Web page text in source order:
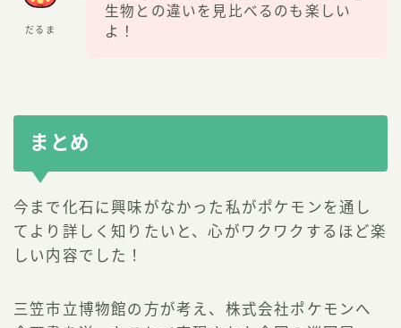
だるま
生物との違いを見比べるのも楽しい
よ！
まとめ
今まで化石に興味がなかった私がポケモンを通し
てより詳しく知りたいと、心がワクワクするほど楽
しい内容でした！
三笠市立博物館の方が考え、株式会社ポケモンへ